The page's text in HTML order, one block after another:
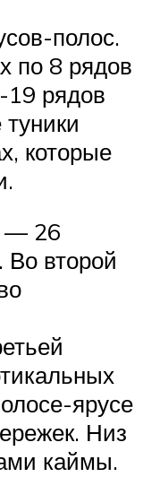
полос.
по 8 рядов
19 рядов
которые
— 26
Во второй
ярусе
Низ
каймы.